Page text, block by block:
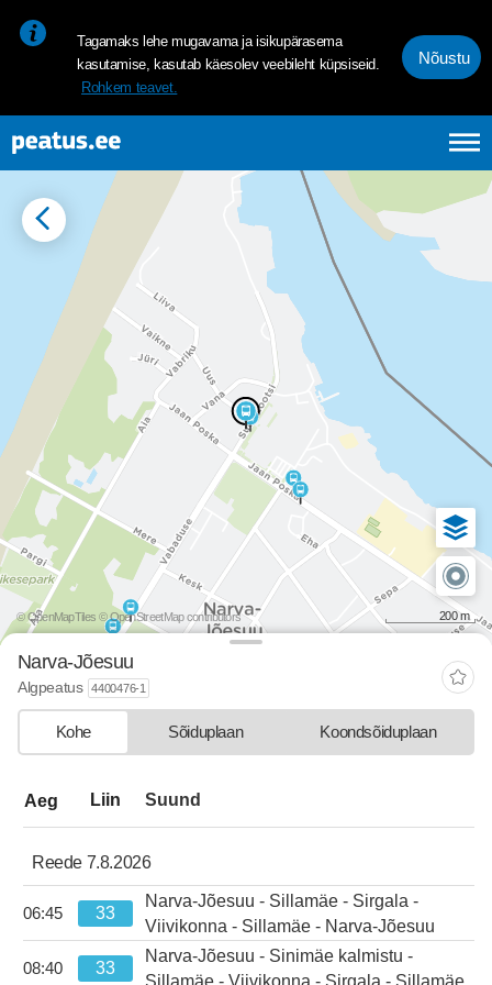
Tagamaks lehe mugavama ja isikupärasema
kasutamise, kasutab käesolev veebileht küpsiseid.
Rohkem teavet.
Nõustu
© OpenMapTiles © OpenStreetMap contributors 200 m
Narva-Jõesuu
Algpeatus 4400476-1
Kohe Sõiduplaan Koondsõiduplaan
Aeg Liin Suund
Reede 7.8.2026
06:45
kell 06:45.
33
Narva-Jõesuu - Sillamäe - Sirgala -
Viivikonna - Sillamäe - Narva-Jõesuu
08:40
kell 08:40.
33
Narva-Jõesuu - Sinimäe kalmistu -
Sillamäe - Viivikonna - Sirgala - Sillamäe